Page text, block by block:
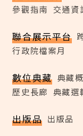
參觀指南 交通資
聯合展示平台
行政院檔案月
數位典藏 典藏
歷史長廊 典藏選
出版品 出版品